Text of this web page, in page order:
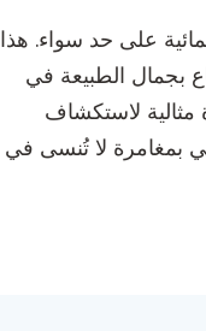
على حد سواء. هذا
بجمال الطبيعة في
مثالية لاستكشاف
بمغامرة لا تُنسى في